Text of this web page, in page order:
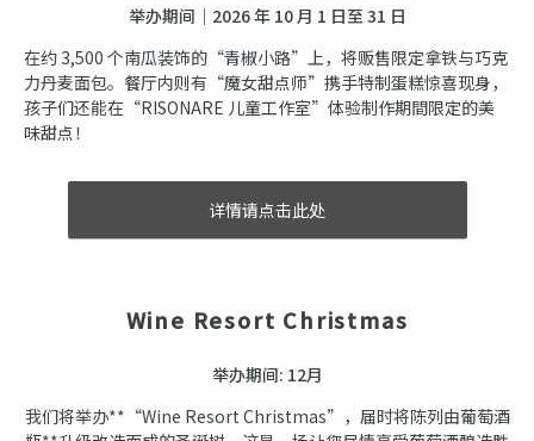
举办期间｜2026 年 10 月 1 日至 31 日
在约 3,500 个南瓜装饰的“青椒小路”上，将贩售限定拿铁与巧克
力丹麦面包。餐厅内则有“魔女甜点师”携手特制蛋糕惊喜现身，
孩子们还能在“RISONARE 儿童工作室”体验制作期間限定的美
味甜点！
详情请点击此处
Wine Resort Christmas
举办期间: 12月
我们将举办**“Wine Resort Christmas”，届时将陈列由葡萄酒